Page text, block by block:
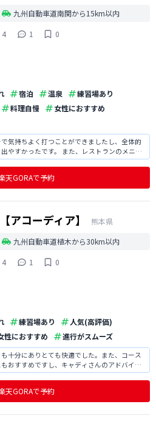
九州自動車道南関から15km以内
4
1 0
宿泊 温泉
練習場あり
料理自慢
女性におすすめ
気持ちよく打つことができましたし、全体的
やすかったです。 また、レストランのメニュ
ルだったので助かりました。
天GORAで予約
アコーディア】
熊本県
九州自動車道植木から30km以内
4
1 0
練習場あり
人気(高評価)
性におすすめ 進行がスムーズ
十分にありとても快適でした。また、コース
おすすめですし、キャディさんのアドバイス
なことができ満足でした。
天GORAで予約